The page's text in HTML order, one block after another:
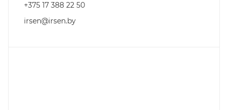
+375 17 388 22 50
irsen@irsen.by